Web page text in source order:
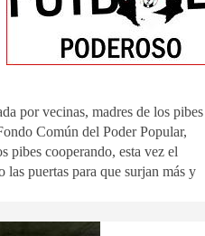
por vecinas, madres de los pibes
Común del Poder Popular,
pibes cooperando, esta vez el
puertas para que surjan más y